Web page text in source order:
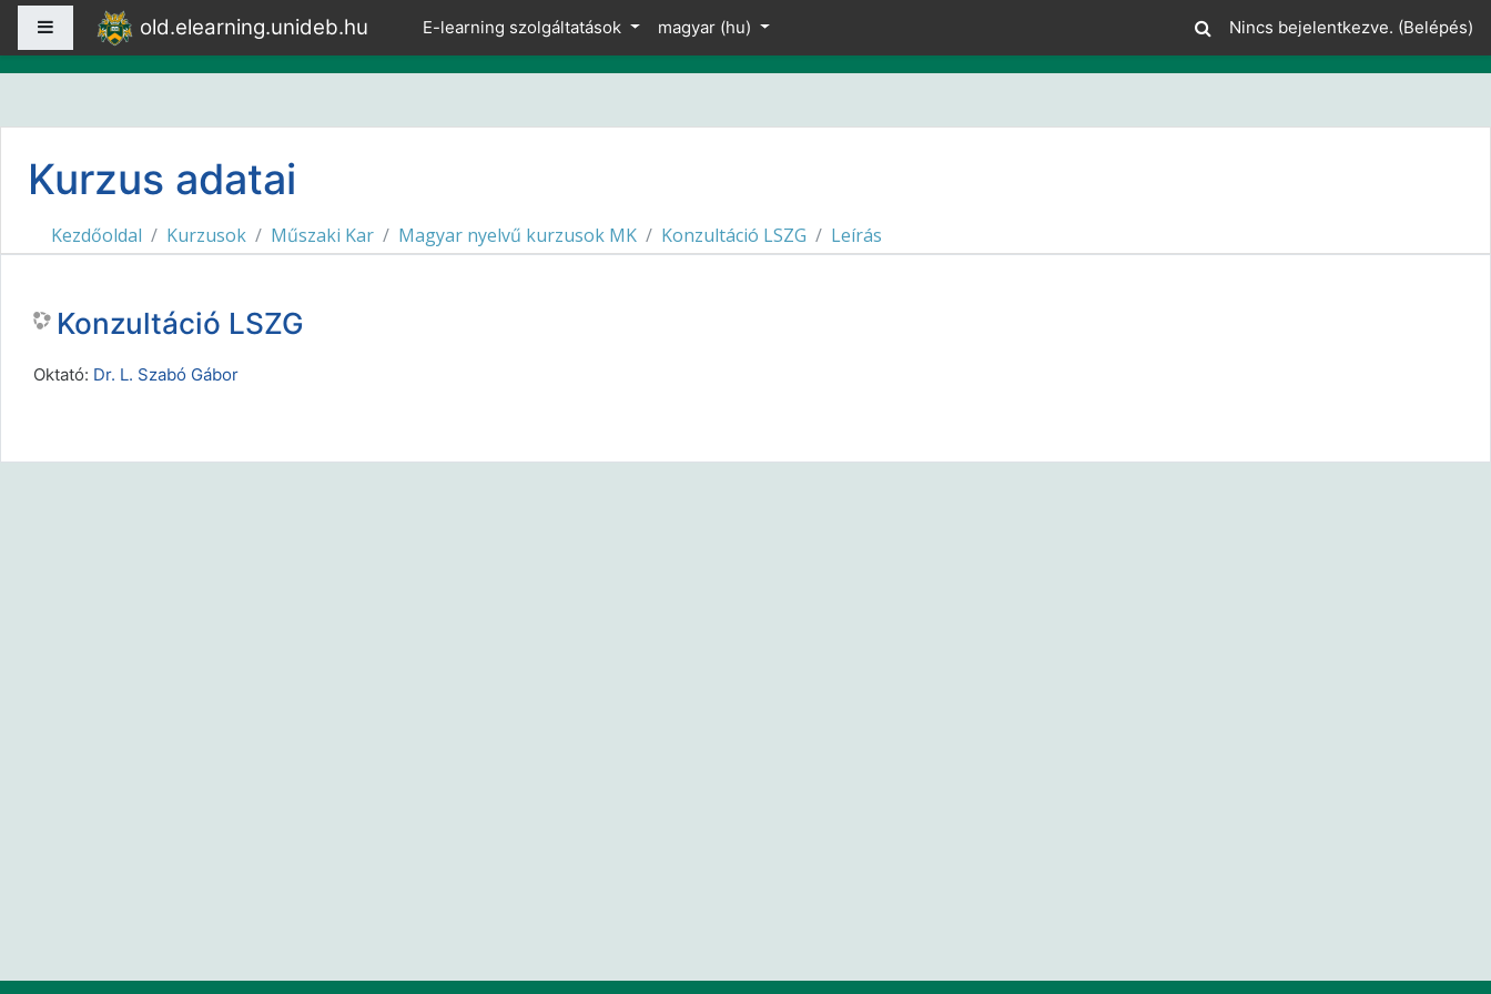
Tovább a fő tartalomhoz
Oldalpanel old.elearning.unideb.hu E-learning szolgáltatások magyar ‎(hu)‎ Nincs bejelentkezve. (Belépés)
Kurzus adatai
Kezdőoldal Kurzusok Műszaki Kar Magyar nyelvű kurzusok MK Konzultáció LSZG Leírás
Konzultáció LSZG
Oktató: Dr. L. Szabó Gábor